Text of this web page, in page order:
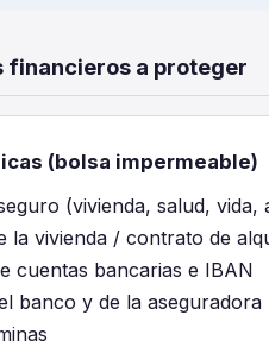
financieros a proteger
(bolsa impermeable)
(vivienda, salud, vida,
la vivienda / contrato de
cuentas bancarias e IBAN
banco y de la aseguradora